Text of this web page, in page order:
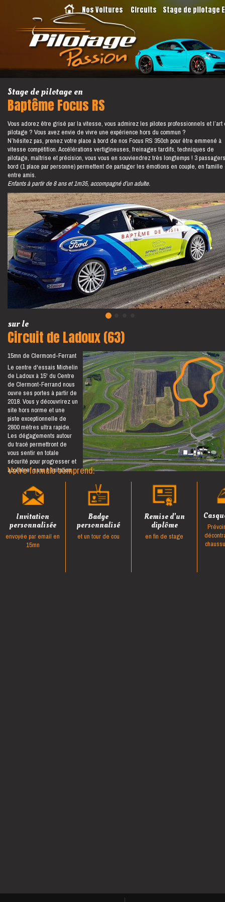
Nos Voitures Circuits Stage de pilotage
Stage de pilotage en
Baptême Focus RS
Vous adorez être grisé par la vitesse, vous admirez les pilotes professionnels et l’art
pilotage ? Vous avez envie de vivre une expérience hors du commun ?
N’hésitez pas, prenez votre place à bord de nos Focus RS 350ch pour être emmené à
vitesse compétition. Accélérations vertigineuses, freinages tardifs, techniques de
pilotage, maîtrise et précision, vous vous en souviendrez très longtemps ! 3
bord (1 place par personne) permettent de partager les émotions en couple, en famille
entre amis.
Enfants à partir de 8 ans et 1m35, accompagné d’un adulte.
sur le
Circuit de Ladoux (63)
15mn de Clermond-Ferrant
Le centre d'essais Michelin
de Ladoux à 15' du Centre
de Clermont-Ferrand nous
ouvre ses portes à partir de
2018. Vous y découvrirez un
site hors norme et une
piste exceptionnelle de
2800 mètres ultra rapide.
Les dégagements autour
du tracé permettront de
vous sentir en totale
sécurité pour progresser et
accélérer sans hésitation.
Votre formule comprend:
Invitation
personnalisée
envoyée par email en
15mn
Badge
personnalisé
et un tour de cou
Remise d'un
diplôme
en fin de stage